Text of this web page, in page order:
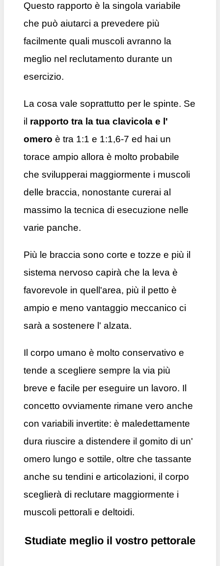
Questo rapporto è la singola variabile
che può aiutarci a prevedere più
facilmente quali muscoli avranno la
meglio nel reclutamento durante un
esercizio.
La cosa vale soprattutto per le spinte. Se
il rapporto tra la tua clavicola e l'
omero è tra 1:1 e 1:1,6-7 ed hai un
torace ampio allora è molto probabile
che svilupperai maggiormente i muscoli
delle braccia, nonostante curerai al
massimo la tecnica di esecuzione nelle
varie panche.
Più le braccia sono corte e tozze e più il
sistema nervoso capirà che la leva è
favorevole in quell'area, più il petto è
ampio e meno vantaggio meccanico ci
sarà a sostenere l' alzata.
Il corpo umano è molto conservativo e
tende a scegliere sempre la via più
breve e facile per eseguire un lavoro. Il
concetto ovviamente rimane vero anche
con variabili invertite: è maledettamente
dura riuscire a distendere il gomito di un'
omero lungo e sottile, oltre che tassante
anche su tendini e articolazioni, il corpo
sceglierà di reclutare maggiormente i
muscoli pettorali e deltoidi.
Studiate meglio il vostro pettorale